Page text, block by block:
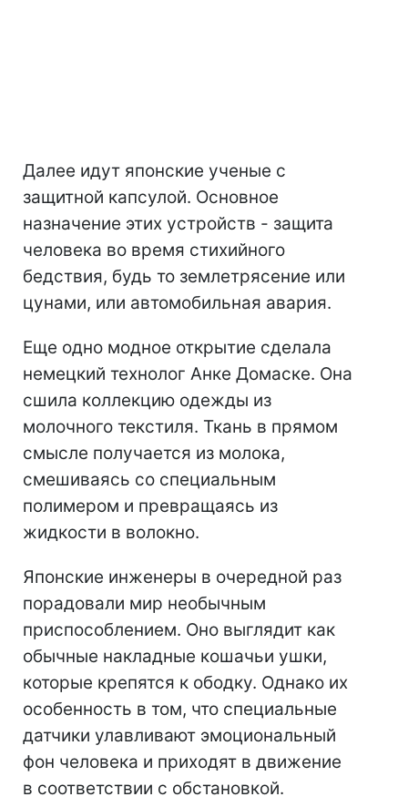
Далее идут японские ученые с
защитной капсулой. Основное
назначение этих устройств - защита
человека во время стихийного
бедствия, будь то землетрясение или
цунами, или автомобильная авария.
Еще одно модное открытие сделала
немецкий технолог Анке Домаске. Она
сшила коллекцию одежды из
молочного текстиля. Ткань в прямом
смысле получается из молока,
смешиваясь со специальным
полимером и превращаясь из
жидкости в волокно.
Японские инженеры в очередной раз
порадовали мир необычным
приспособлением. Оно выглядит как
обычные накладные кошачьи ушки,
которые крепятся к ободку. Однако их
особенность в том, что специальные
датчики улавливают эмоциональный
фон человека и приходят в движение
в соответствии с обстановкой.